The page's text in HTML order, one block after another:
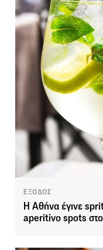
ΕΞΟΔΟΣ
Η Αθήνα έγινε
aperitivo spots